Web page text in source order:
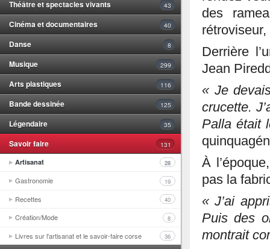
Théâtre et spectacles vivants 43
Cinéma et documentaires 40
Danse 8
Musique 299
Arts plastiques 116
Bande dessinée 125
Légendaire 35
Savoir faire
131
Artisanat
28
Gastronomie 19
Recettes 40
Création/Mode 8
Livres sur l'artisanat et le savoir-faire corse 36
des
Derrière
Jean
« Je
crucette.
Palla était
À
pas la
« J’ai
Puis des
montrait